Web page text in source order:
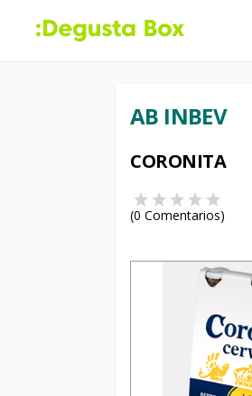
AB INBEV
CORONITA
(0 Comentarios)